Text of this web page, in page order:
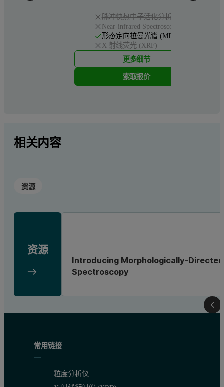
脉冲快热中子活化分析
Near-infrared Spectroscopy (NIR)
形态定向拉曼光谱 (MDRS)
X 射线荧光 (XRF)
更多细节
索取报价
相关内容
资源
资源
Introducing Morphologically-Directed
Spectroscopy
常用链接
粒度分析仪